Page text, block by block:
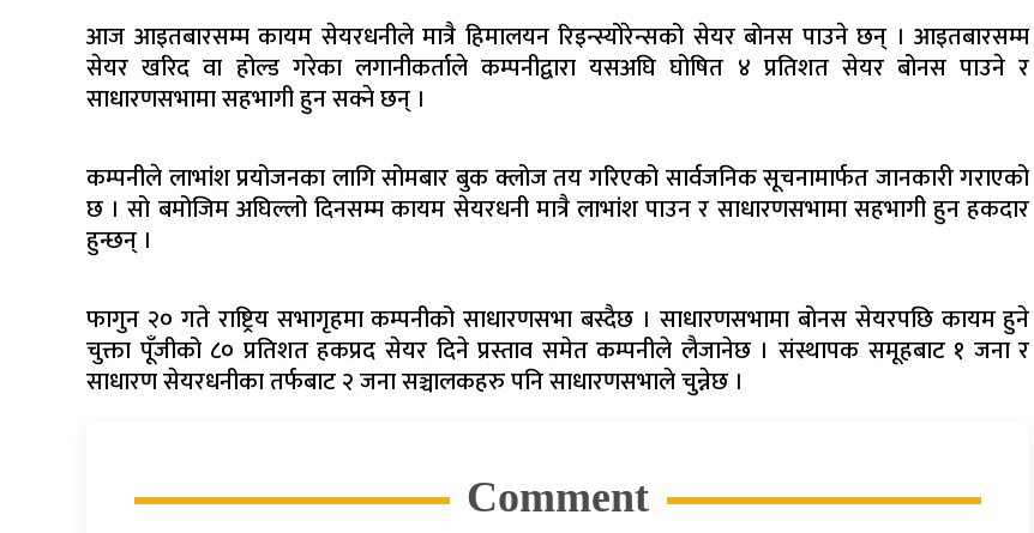
आज आइतबारसम्म कायम सेयरधनीले मात्रै हिमालयन रिइन्स्योरेन्सको सेयर बोनस पाउने छन् । आइतबारसम्म
सेयर खरिद वा होल्ड गरेका लगानीकर्ताले कम्पनीद्वारा यसअघि घोषित ४ प्रतिशत सेयर बोनस पाउने र
साधारणसभामा सहभागी हुन सक्ने छन् ।
कम्पनीले लाभांश प्रयोजनका लागि सोमबार बुक क्लोज तय गरिएको सार्वजनिक सूचनामार्फत जानकारी गराएको
छ । सो बमोजिम अघिल्लो दिनसम्म कायम सेयरधनी मात्रै लाभांश पाउन र साधारणसभामा सहभागी हुन हकदार
हुन्छन् ।
फागुन २० गते राष्ट्रिय सभागृहमा कम्पनीको साधारणसभा बस्दैछ । साधारणसभामा बोनस सेयरपछि कायम हुने
चुक्ता पूँजीको ८० प्रतिशत हकप्रद सेयर दिने प्रस्ताव समेत कम्पनीले लैजानेछ । संस्थापक समूहबाट १ जना र
साधारण सेयरधनीका तर्फबाट २ जना सञ्चालकहरु पनि साधारणसभाले चुन्नेछ ।
Comment